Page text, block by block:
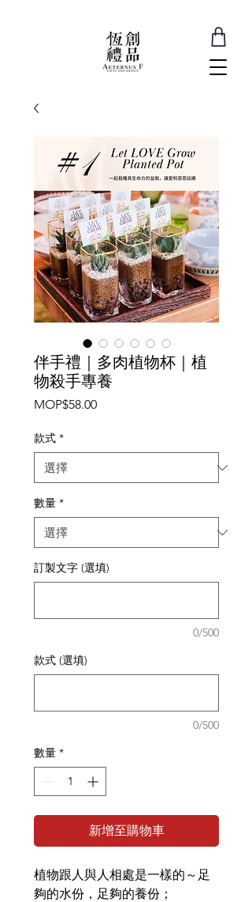
伴手禮｜多肉植物杯｜植
物殺手專養
MOP$58.00價
款式 *
數量 *
訂製文字 (選填)
0/500
款式 (選填)
0/500
數量 *
新增至購物車
植物跟人與人相處是一樣的～足
夠的水份，足夠的養份；